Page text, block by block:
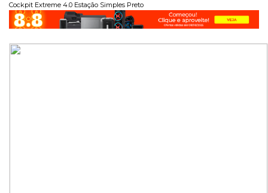
Cockpit Extreme 4.0 Estação Simples Preto